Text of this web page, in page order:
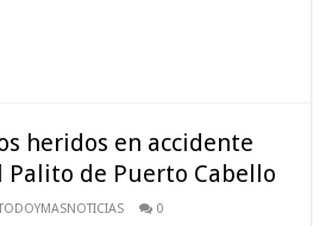
heridos en accidente
Palito de Puerto Cabello
0